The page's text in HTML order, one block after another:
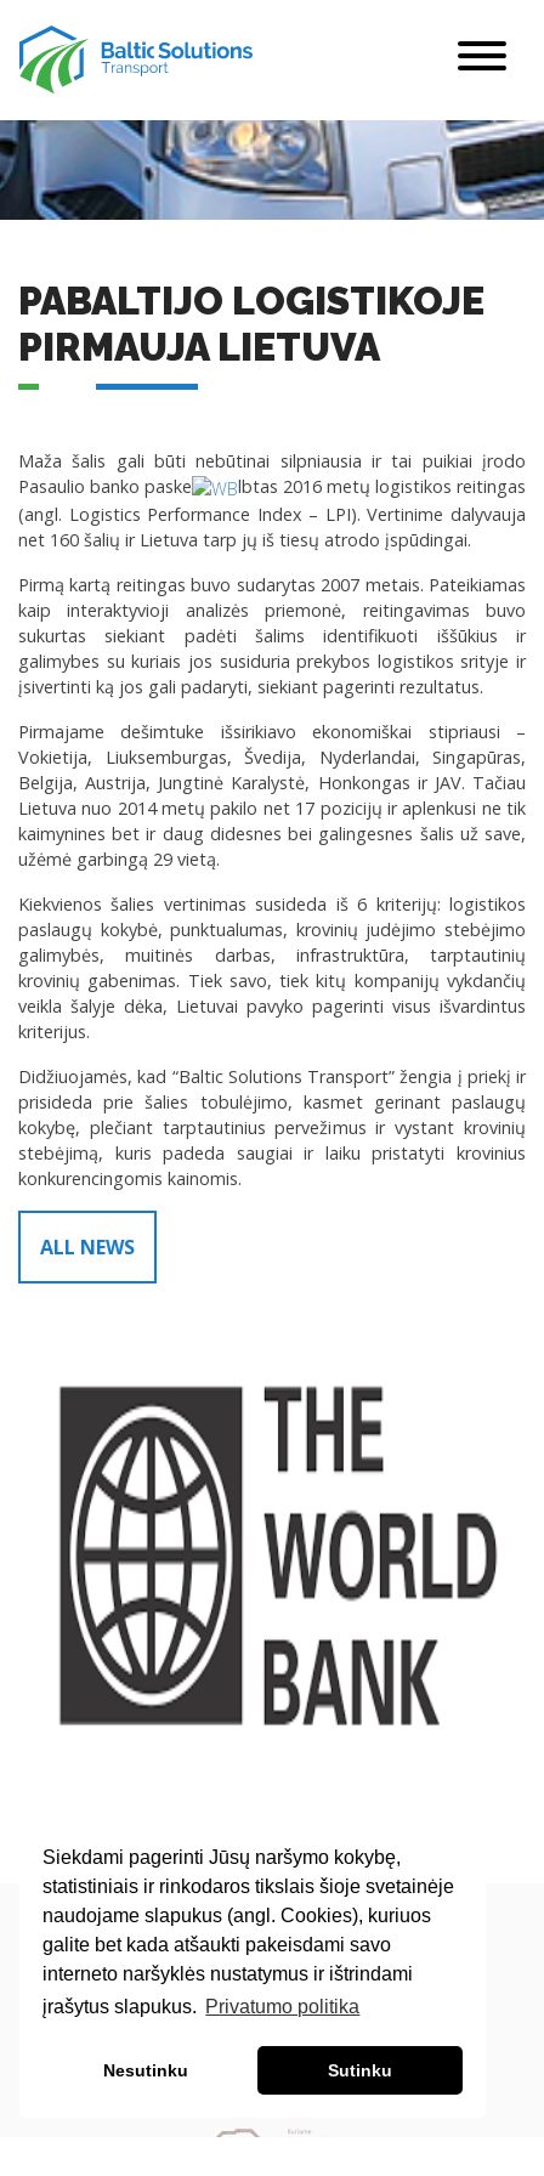
Siekdami pagerinti Jūsų naršymo kokybę,
statistiniais ir rinkodaros tikslais šioje svetainėje
naudojame slapukus (angl. Cookies), kuriuos
galite bet kada atšaukti pakeisdami savo
interneto naršyklės nustatymus ir ištrindami
įrašytus slapukus. Privatumo politika
Nesutinku Sutinku
PABALTIJO LOGISTIKOJE
PIRMAUJA LIETUVA
Maža šalis gali būti nebūtinai silpniausia ir tai puikiai įrodo
Pasaulio banko paske
lbtas 2016 metų logistikos reitingas
(angl. Logistics Performance Index – LPI). Vertinime dalyvauja
net 160 šalių ir Lietuva tarp jų iš tiesų atrodo įspūdingai.
Pirmą kartą reitingas buvo sudarytas 2007 metais. Pateikiamas
kaip interaktyvioji analizės priemonė, reitingavimas buvo
sukurtas siekiant padėti šalims identifikuoti iššūkius ir
galimybes su kuriais jos susiduria prekybos logistikos srityje ir
įsivertinti ką jos gali padaryti, siekiant pagerinti rezultatus.
Pirmajame dešimtuke išsirikiavo ekonomiškai stipriausi –
Vokietija, Liuksemburgas, Švedija, Nyderlandai, Singapūras,
Belgija, Austrija, Jungtinė Karalystė, Honkongas ir JAV. Tačiau
Lietuva nuo 2014 metų pakilo net 17 pozicijų ir aplenkusi ne tik
kaimynines bet ir daug didesnes bei galingesnes šalis už save,
užėmė garbingą 29 vietą.
Kiekvienos šalies vertinimas susideda iš 6 kriterijų: logistikos
paslaugų kokybė, punktualumas, krovinių judėjimo stebėjimo
galimybės, muitinės darbas, infrastruktūra, tarptautinių
krovinių gabenimas. Tiek savo, tiek kitų kompanijų vykdančių
veikla šalyje dėka, Lietuvai pavyko pagerinti visus išvardintus
kriterijus.
Didžiuojamės, kad “Baltic Solutions Transport” žengia į priekį ir
prisideda prie šalies tobulėjimo, kasmet gerinant paslaugų
kokybę, plečiant tarptautinius pervežimus ir vystant krovinių
stebėjimą, kuris padeda saugiai ir laiku pristatyti krovinius
konkurencingomis kainomis.
© 2011-2021Baltic Solutions Transport
Sukurta su ♡ Feeria
Eišiškių pl. 36B Vilnius